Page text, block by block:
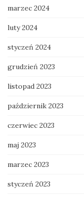
marzec 2024
luty 2024
styczeń 2024
grudzień 2023
listopad 2023
październik 2023
czerwiec 2023
maj 2023
marzec 2023
styczeń 2023